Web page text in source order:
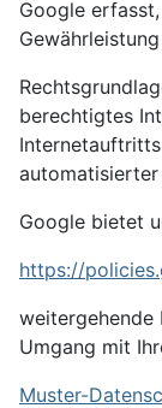
Google
berechtigtes
automatisierter
Google bietet
https://
weitergehende
Umgang mit
Muster-